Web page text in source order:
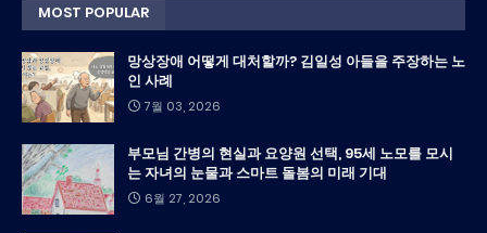
MOST POPULAR
망상장애 어떻게 대처할까? 김일성 아들을 주장하는 노
인 사례
7월 03, 2026
부모님 간병의 현실과 요양원 선택, 95세 노모를 모시
는 자녀의 눈물과 스마트 돌봄의 미래 기대
6월 27, 2026